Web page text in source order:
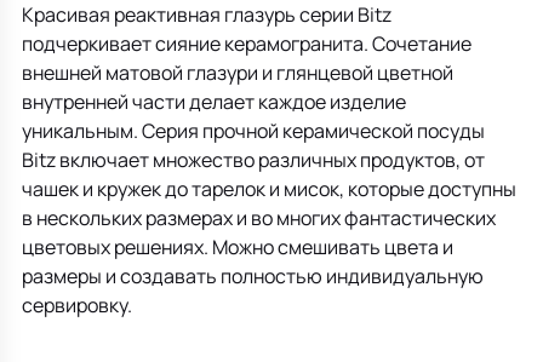
Красивая реактивная глазурь серии Bitz
подчеркивает сияние керамогранита. Сочетание
внешней матовой глазури и глянцевой цветной
внутренней части делает каждое изделие
уникальным. Серия прочной керамической посуды
Bitz включает множество различных продуктов, от
чашек и кружек до тарелок и мисок, которые доступны
в нескольких размерах и во многих фантастических
цветовых решениях. Можно смешивать цвета и
размеры и создавать полностью индивидуальную
сервировку.